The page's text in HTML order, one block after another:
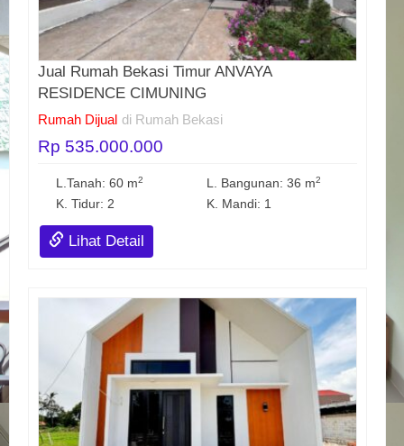
Jual Rumah Bekasi Timur ANVAYA
RESIDENCE CIMUNING
Rumah Dijual di Rumah Bekasi
Rp 535.000.000
L.Tanah: 60 m2 L. Bangunan: 36 m2
K. Tidur: 2 K. Mandi: 1
Lihat Detail